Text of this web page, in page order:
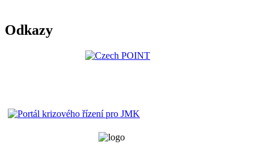
Odkazy